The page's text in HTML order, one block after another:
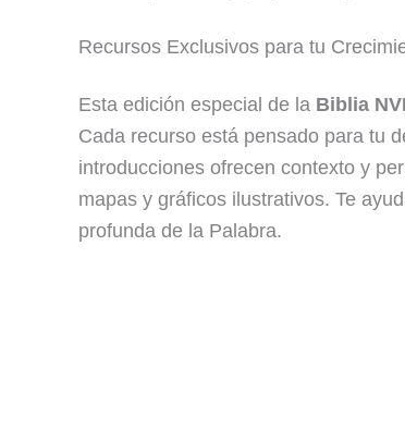
Recursos Exclusivos para tu
Esta edición especial de la Biblia
Cada recurso está pensado para tu
introducciones ofrecen contexto y
mapas y gráficos ilustrativos. Te
profunda de la Palabra.